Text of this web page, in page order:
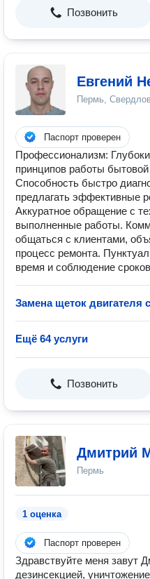
Позвонить
Евгений
Пермь,
Паспорт проверен
Профессионализм:
принципов работы
Способность быстро
предлагать эффективные
Аккуратное обращение с
выполненные работы.
общаться с клиентами,
процесс ремонта.
время и соблюдение
Замена щеток
Ещё 64 услуги
Позвонить
Дмитрий
Пермь
1 оценка
Паспорт проверен
Здравствуйте меня завут
дезинсекцией,